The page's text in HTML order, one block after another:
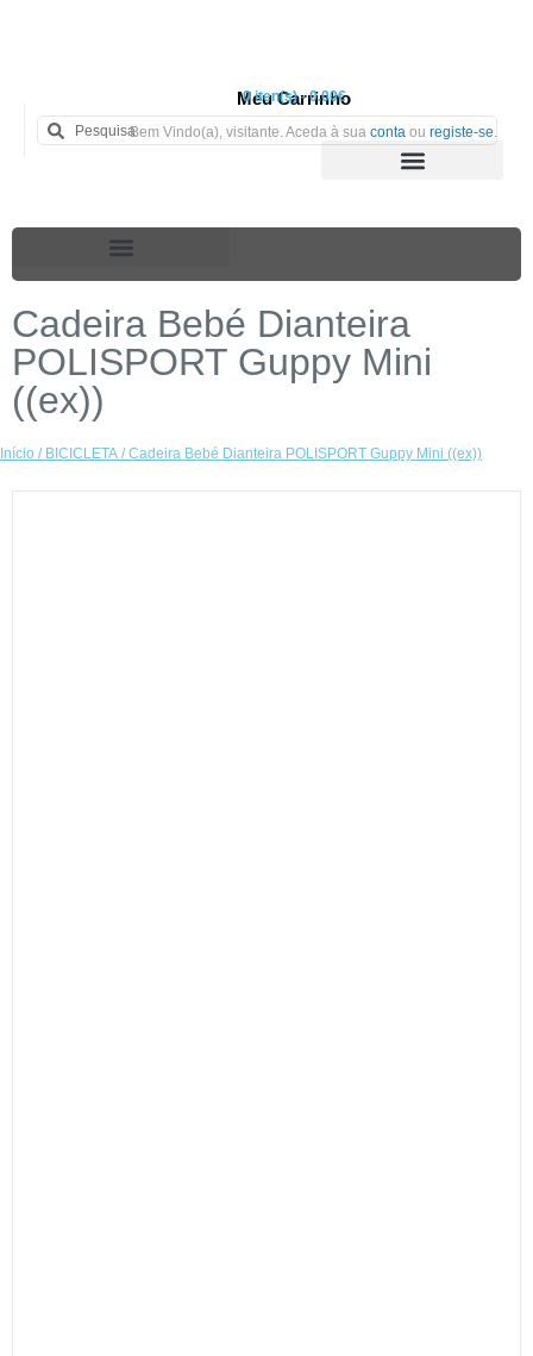
Meu Carrinho
0 iten(s) - 0.00€
Bem Vindo(a), visitante. Aceda à sua conta ou registe-se.
Cadeira Bebé Dianteira
POLISPORT Guppy Mini
((ex))
Início / BICICLETA / Cadeira Bebé Dianteira POLISPORT Guppy Mini ((ex))